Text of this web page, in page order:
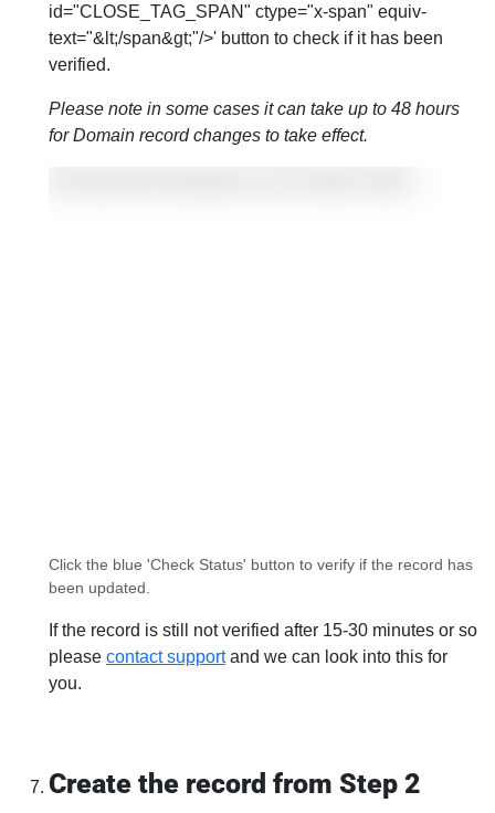
id="CLOSE_TAG_SPAN" ctype="x-span" equiv-
text="&lt;/span&gt;"/>' button to check if it has been
verified.
Please note in some cases it can take up to 48 hours
for Domain record changes to take effect.
Click the blue 'Check Status' button to verify if the record has
been updated.
If the record is still not verified after 15-30 minutes or so
please contact supportand we can look into this for
you.
Create the record from Step 2